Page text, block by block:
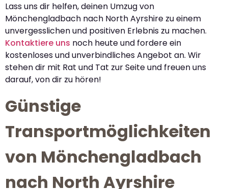
Lass uns dir helfen, deinen Umzug von
Mönchengladbach nach North Ayrshire zu einem
unvergesslichen und positiven Erlebnis zu machen.
Kontaktiere uns noch heute und fordere ein
kostenloses und unverbindliches Angebot an. Wir
stehen dir mit Rat und Tat zur Seite und freuen uns
darauf, von dir zu hören!
Günstige
Transportmöglichkeiten
von Mönchengladbach
nach North Ayrshire